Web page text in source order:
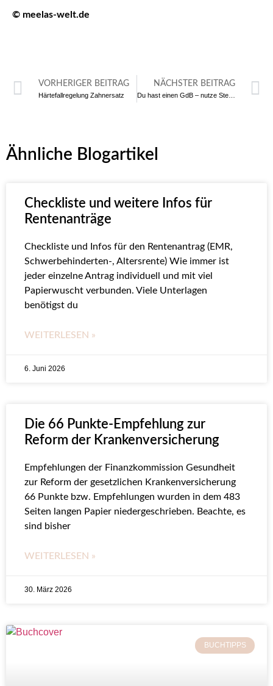
© meelas-welt.de
VORHERIGER BEITRAG
Härtefallregelung Zahnersatz
NÄCHSTER BEITRAG
Du hast einen GdB – nutze Steuerfreibeträge
Ähnliche Blogartikel
Checkliste und weitere Infos für
Rentenanträge
Checkliste und Infos für den Rentenantrag (EMR,
Schwerbehinderten-, Altersrente) Wie immer ist
jeder einzelne Antrag individuell und mit viel
Papierwuscht verbunden. Viele Unterlagen
benötigst du
WEITERLESEN »
6. Juni 2026
Die 66 Punkte-Empfehlung zur
Reform der Krankenversicherung
Empfehlungen der Finanzkommission Gesundheit
zur Reform der gesetzlichen Krankenversicherung
66 Punkte bzw. Empfehlungen wurden in dem 483
Seiten langen Papier niedergeschrieben. Beachte, es
sind bisher
WEITERLESEN »
30. März 2026
BUCHTIPPS